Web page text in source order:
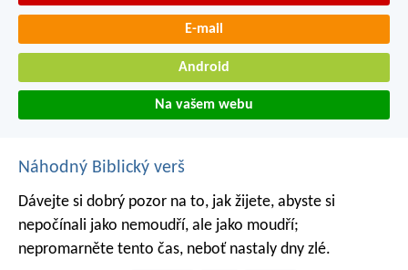
E-mail
Android
Na vašem webu
Náhodný Biblický verš
Dávejte si dobrý pozor na to, jak žijete, abyste si
nepočínali jako nemoudří, ale jako moudří;
nepromarněte tento čas, neboť nastaly dny zlé.